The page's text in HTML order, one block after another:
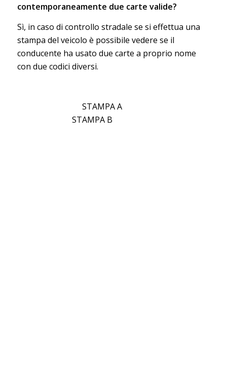
contemporaneamente due carte valide?
Sì, in caso di controllo stradale se si effettua una
stampa del veicolo è possibile vedere se il
conducente ha usato due carte a proprio nome
con due codici diversi.
STAMPA A
STAMPA B